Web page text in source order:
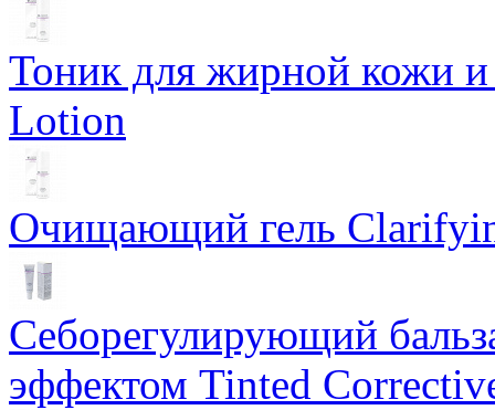
Тоник для жирной кожи
Lotion
Очищающий гель
Себорегулирующий
эффектом Tinted